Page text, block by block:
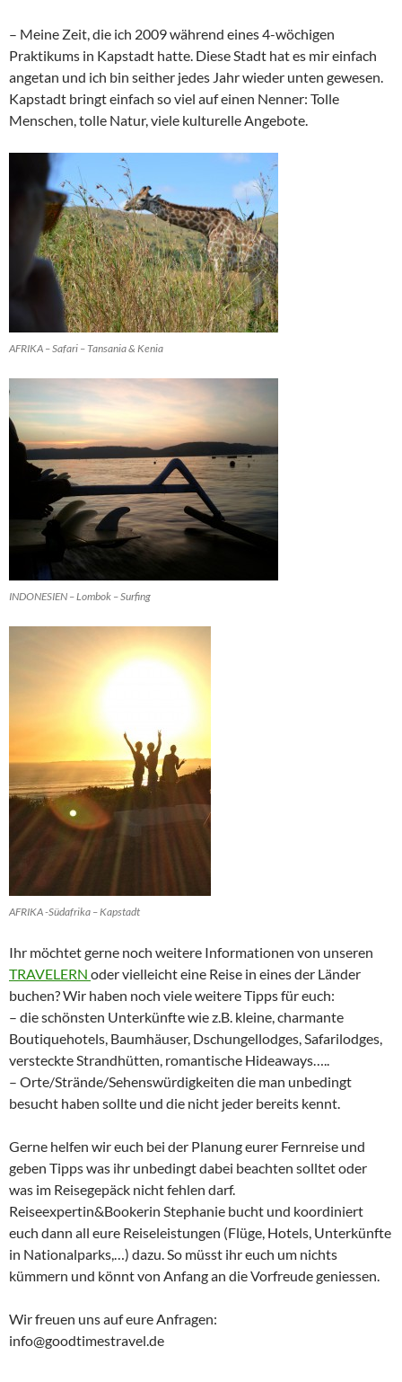
– Meine Zeit, die ich 2009 während eines 4-wöchigen
Praktikums in Kapstadt hatte. Diese Stadt hat es mir einfach
angetan und ich bin seither jedes Jahr wieder unten gewesen.
Kapstadt bringt einfach so viel auf einen Nenner: Tolle
Menschen, tolle Natur, viele kulturelle Angebote.
AFRIKA – Safari – Tansania & Kenia
INDONESIEN – Lombok – Surfing
AFRIKA -Südafrika – Kapstadt
Ihr möchtet gerne noch weitere Informationen von unseren
TRAVELERN oder vielleicht eine Reise in eines der Länder
buchen? Wir haben noch viele weitere Tipps für euch:
– die schönsten Unterkünfte wie z.B. kleine, charmante
Boutiquehotels, Baumhäuser, Dschungellodges, Safarilodges,
versteckte Strandhütten, romantische Hideaways…..
– Orte/Strände/Sehenswürdigkeiten die man unbedingt
besucht haben sollte und die nicht jeder bereits kennt.
Gerne helfen wir euch bei der Planung eurer Fernreise und
geben Tipps was ihr unbedingt dabei beachten solltet oder
was im Reisegepäck nicht fehlen darf.
Reiseexpertin&Bookerin Stephanie bucht und koordiniert
euch dann all eure Reiseleistungen (Flüge, Hotels, Unterkünfte
in Nationalparks,…) dazu. So müsst ihr euch um nichts
kümmern und könnt von Anfang an die Vorfreude geniessen.
Wir freuen uns auf eure Anfragen:
info@goodtimestravel.de